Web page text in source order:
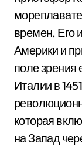
времен. Его
Америки и
поле зрения
Италии в
которая
на Запад